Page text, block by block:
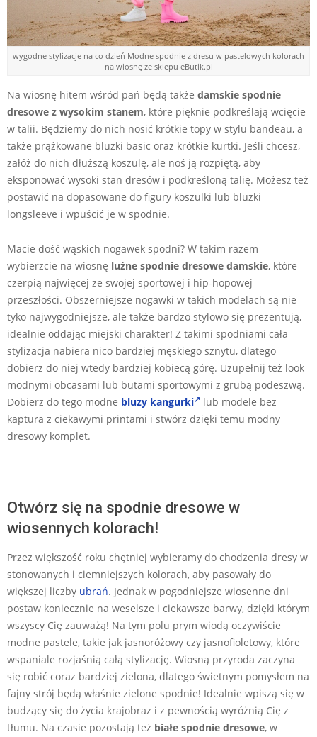
wygodne stylizacje na co dzień Modne spodnie z dresu w pastelowych kolorach
na wiosnę ze sklepu eButik.pl
Na wiosnę hitem wśród pań będą także damskie spodnie
dresowe z wysokim stanem, które pięknie podkreślają wcięcie
w talii. Będziemy do nich nosić krótkie topy w stylu bandeau, a
także prążkowane bluzki basic oraz krótkie kurtki. Jeśli chcesz,
załóż do nich dłuższą koszulę, ale noś ją rozpiętą, aby
eksponować wysoki stan dresów i podkreśloną talię. Możesz też
postawić na dopasowane do figury koszulki lub bluzki
longsleeve i wpuścić je w spodnie.
Macie dość wąskich nogawek spodni? W takim razem
wybierzcie na wiosnę luźne spodnie dresowe damskie, które
czerpią najwięcej ze swojej sportowej i hip-hopowej
przeszłości. Obszerniejsze nogawki w takich modelach są nie
tyko najwygodniejsze, ale także bardzo stylowo się prezentują,
idealnie oddając miejski charakter! Z takimi spodniami cała
stylizacja nabiera nico bardziej męskiego sznytu, dlatego
dobierz do niej wtedy bardziej kobiecą górę. Uzupełnij też look
modnymi obcasami lub butami sportowymi z grubą podeszwą.
Dobierz do tego modne bluzy kangurki
lub modele bez
kaptura z ciekawymi printami i stwórz dzięki temu modny
dresowy komplet.
Otwórz się na spodnie dresowe w
wiosennych kolorach!
Przez większość roku chętniej wybieramy do chodzenia dresy w
stonowanych i ciemniejszych kolorach, aby pasowały do
większej liczby ubrań. Jednak w pogodniejsze wiosenne dni
postaw koniecznie na weselsze i ciekawsze barwy, dzięki którym
wszyscy Cię zauważą! Na tym polu prym wiodą oczywiście
modne pastele, takie jak jasnoróżowy czy jasnofioletowy, które
wspaniale rozjaśnią całą stylizację. Wiosną przyroda zaczyna
się robić coraz bardziej zielona, dlatego świetnym pomysłem na
fajny strój będą właśnie zielone spodnie! Idealnie wpiszą się w
budzący się do życia krajobraz i z pewnością wyróżnią Cię z
tłumu. Na czasie pozostają też białe spodnie dresowe, w